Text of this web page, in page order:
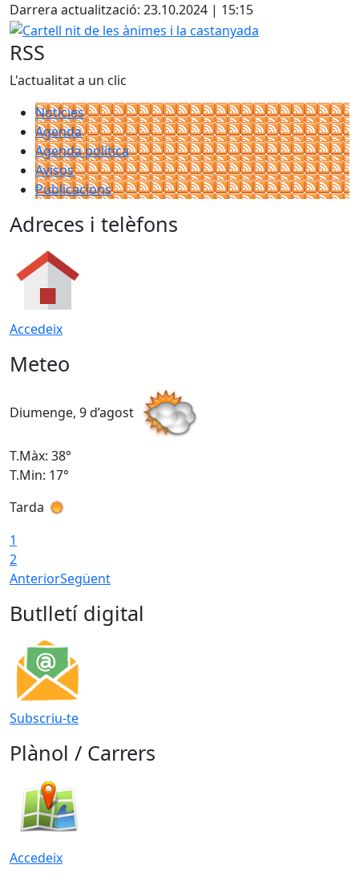
Darrera actualització: 23.10.2024 | 15:15
Cartell nit de les ànimes i la castanyada
RSS
L'actualitat a un clic
Notícies
Agenda
Agenda política
Avisos
Publicacions
Adreces i telèfons
Accedeix
Meteo
Diumenge, 9 d’agost
T.Màx: 38°
T.Min: 17°
Tarda
1
2
AnteriorSegüent
Butlletí digital
Subscriu-te
Plànol / Carrers
Accedeix